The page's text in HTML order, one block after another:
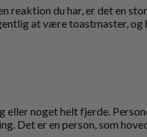
du har, er det en
at være toastmaster,
eller noget helt fjerde.
Det er en person, som